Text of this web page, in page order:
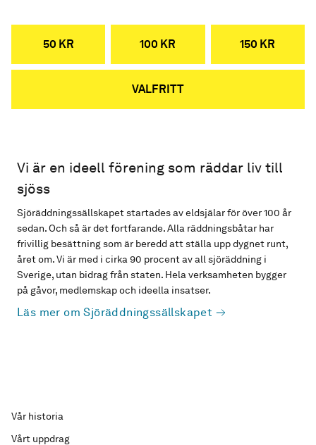
50 KR 100 KR 150 KR
VALFRITT
Vi är en ideell förening som räddar liv till
sjöss
Sjöräddningssällskapet startades av eldsjälar för över 100 år
sedan. Och så är det fortfarande. Alla räddningsbåtar har
frivillig besättning som är beredd att ställa upp dygnet runt,
året om. Vi är med i cirka 90 procent av all sjöräddning i
Sverige, utan bidrag från staten. Hela verksamheten bygger
på gåvor, medlemskap och ideella insatser.
Läs mer om Sjöräddningssällskapet
Vår historia
Vårt uppdrag